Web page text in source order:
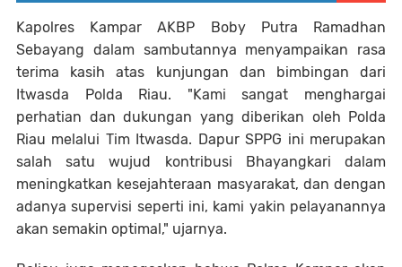
Kapolres Kampar AKBP Boby Putra Ramadhan
Sebayang dalam sambutannya menyampaikan rasa
terima kasih atas kunjungan dan bimbingan dari
Itwasda Polda Riau. "Kami sangat menghargai
perhatian dan dukungan yang diberikan oleh Polda
Riau melalui Tim Itwasda. Dapur SPPG ini merupakan
salah satu wujud kontribusi Bhayangkari dalam
meningkatkan kesejahteraan masyarakat, dan dengan
adanya supervisi seperti ini, kami yakin pelayanannya
akan semakin optimal," ujarnya.